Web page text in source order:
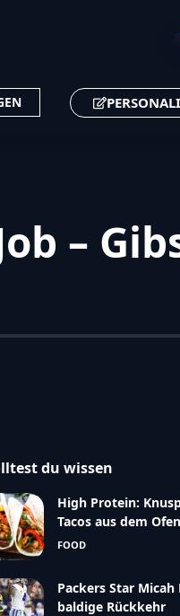
–
du wissen
High Protein:
Tacos aus dem Ofen
FOOD
Packers Star
baldige Rückkehr